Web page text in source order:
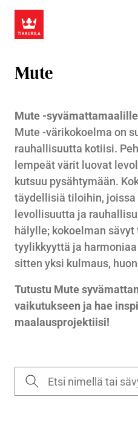
Mute
Mute -syvämattamaalille
Mute -värikokoelma on
rauhallisuutta kotiisi.
lempeät värit luovat
kutsuu pysähtymään.
täydellisiä tiloihin, joissa
levollisuutta ja
hälylle; kokoelman
tyylikkyyttä ja
sitten yksi kulmaus,
Tutustu Mute
vaikutukseen ja hae
maalausprojektiisi!